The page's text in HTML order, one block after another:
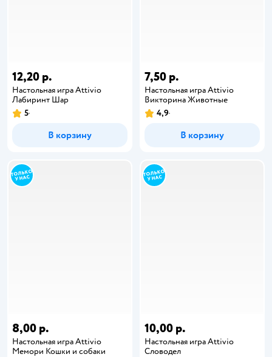
12,20 р.
Настольная игра Attivio
Лабиринт Шар
5
В корзину
7,50 р.
Настольная игра Attivio
Викторина Животные
4,9
В корзину
8,00 р.
Настольная игра Attivio
Мемори Кошки и собаки
10,00 р.
Настольная игра Attivio
Словодел